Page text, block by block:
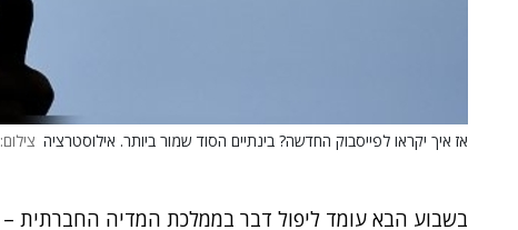
אז איך יקראו לפייסבוק החדשה? בינתיים הסוד שמור ביותר. אילוסטרציה צילום: BigStock
בשבוע הבא עומד ליפול דבר בממלכת המדיה החברתית –